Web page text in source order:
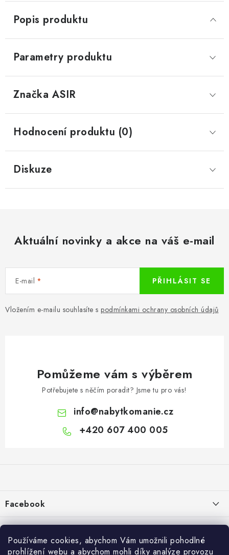
Používáme cookies, abychom Vám umožnili pohodlné
prohlížení webu a abychom mohli díky analýze provozu
Popis produktu
Parametry produktu
Značka ASIR
Hodnocení produktu (0)
Diskuze
Aktuální novinky a akce na váš e-mail
E-mail
Vložením e-mailu souhlasíte s podmínkami ochrany osobních údajů
PŘIHLÁSIT SE
Pomůžeme vám s výběrem
Potřebujete s něčím poradit? Jsme tu pro vás!
info@nabytkomanie.cz
+420 607 400 005
a
í
Facebook
Vše o nákupu